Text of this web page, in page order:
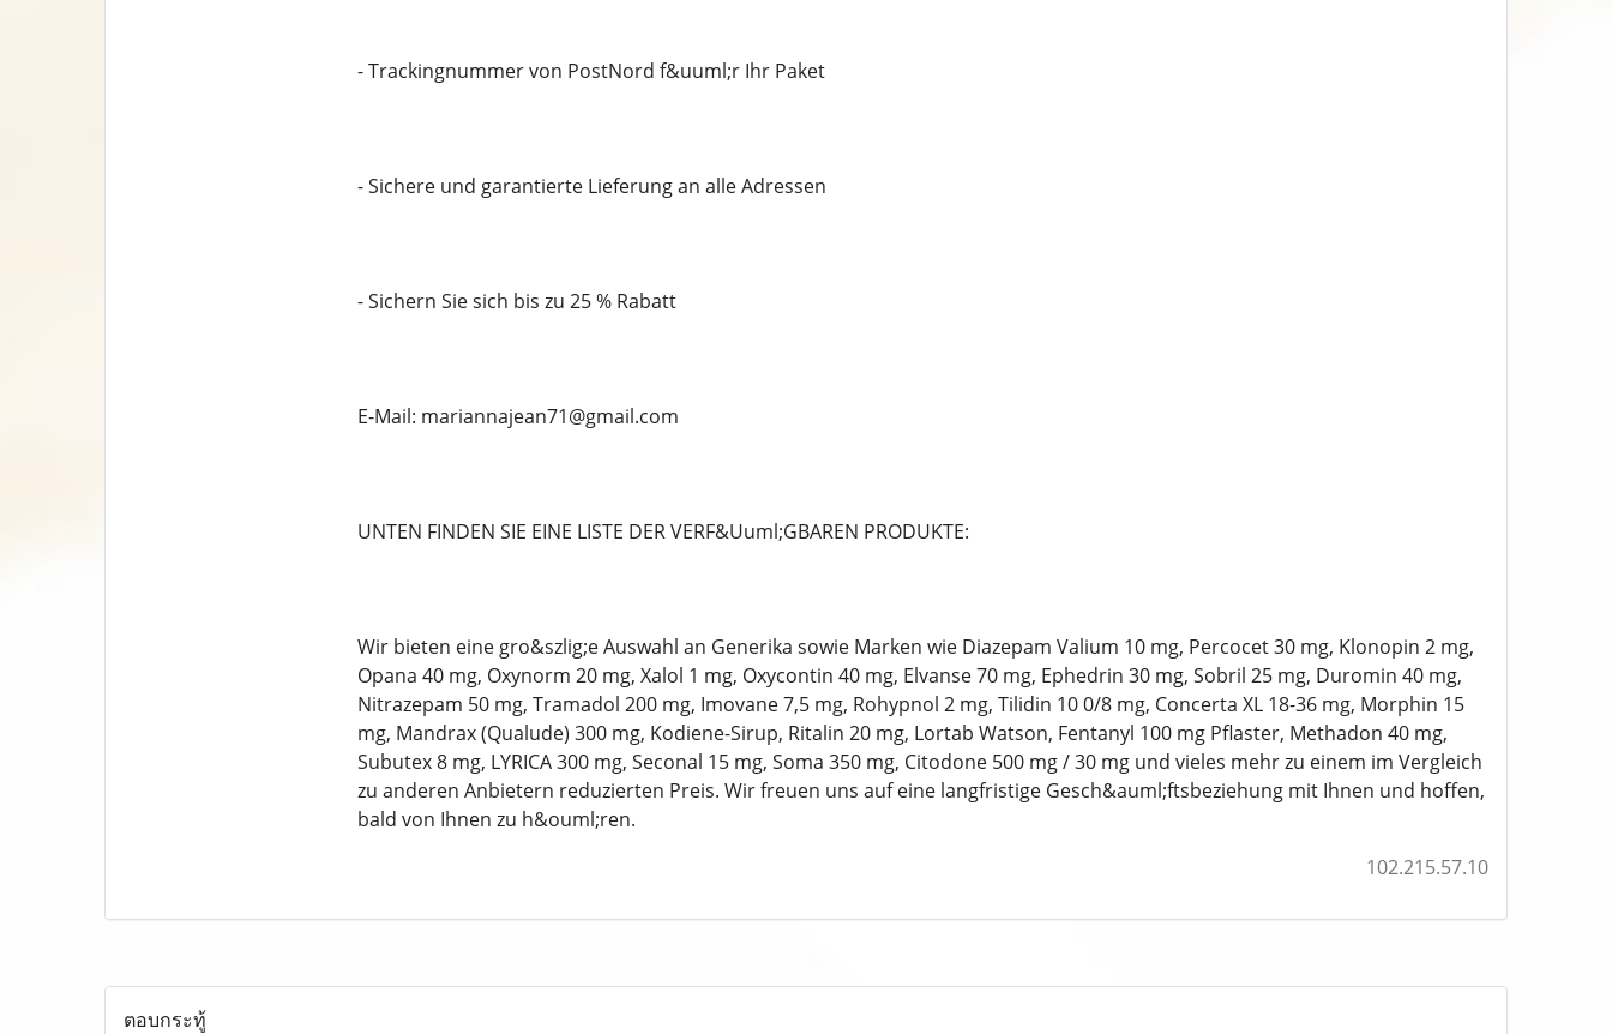
- Trackingnummer von PostNord f&uuml;r Ihr Paket
- Sichere und garantierte Lieferung an alle Adressen
- Sichern Sie sich bis zu 25 % Rabatt
E-Mail: mariannajean71@gmail.com
UNTEN FINDEN SIE EINE LISTE DER VERF&Uuml;GBAREN PRODUKTE:
Wir bieten eine gro&szlig;e Auswahl an Generika sowie Marken wie Diazepam Valium 10 mg, Percocet 30 mg, Klonopin 2 mg,
Opana 40 mg, Oxynorm 20 mg, Xalol 1 mg, Oxycontin 40 mg, Elvanse 70 mg, Ephedrin 30 mg, Sobril 25 mg, Duromin 40 mg,
Nitrazepam 50 mg, Tramadol 200 mg, Imovane 7,5 mg, Rohypnol 2 mg, Tilidin 10 0/8 mg, Concerta XL 18-36 mg, Morphin 15
mg, Mandrax (Qualude) 300 mg, Kodiene-Sirup, Ritalin 20 mg, Lortab Watson, Fentanyl 100 mg Pflaster, Methadon 40 mg,
Subutex 8 mg, LYRICA 300 mg, Seconal 15 mg, Soma 350 mg, Citodone 500 mg / 30 mg und vieles mehr zu einem im Vergleich
zu anderen Anbietern reduzierten Preis. Wir freuen uns auf eine langfristige Gesch&auml;ftsbeziehung mit Ihnen und hoffen,
bald von Ihnen zu h&ouml;ren.
102.215.57.10
ตอบกระทู้